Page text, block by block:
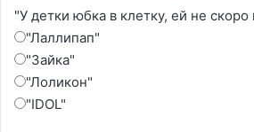
"У детки юбка в клетку, ей не
"Лаллипап"
"Зайка"
"Лоликон"
"IDOL"